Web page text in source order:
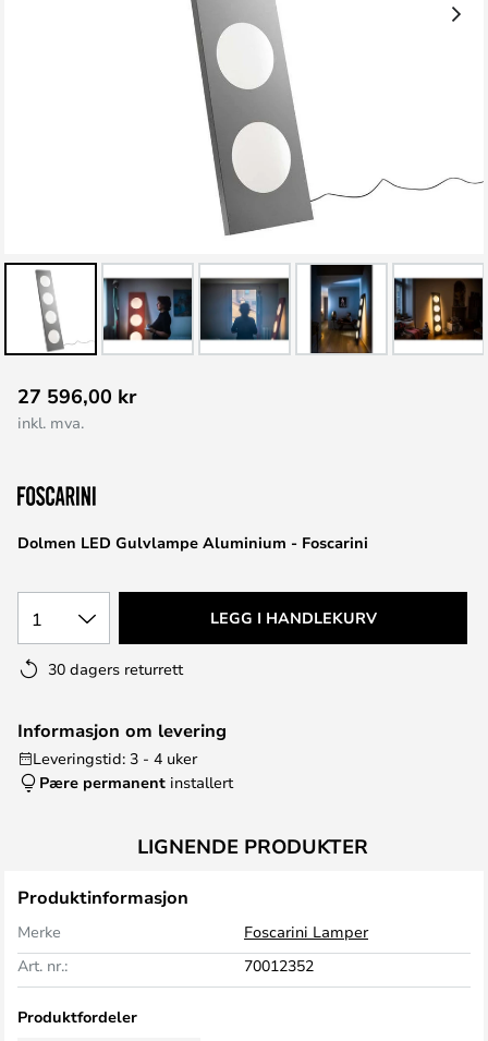
til
begynnelsen
bildegalleri
Dolmen LED Gulvlampe Aluminium - Foscarini
27 596,00 kr
inkl. mva.
1 LEGG I HANDLEKURV
30 dagers returrett
Informasjon om levering
Leveringstid: 3 - 4 uker
Pære permanent installert
LIGNENDE PRODUKTER
Produktinformasjon
Merke
Foscarini Lamper
Art. nr.:
70012352
Produktfordeler